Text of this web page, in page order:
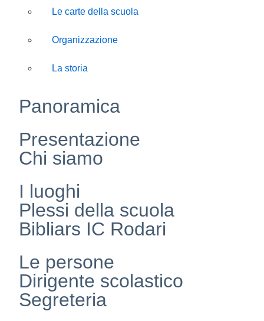
Le carte della scuola
Organizzazione
La storia
Panoramica
Presentazione
Chi siamo
I luoghi
Plessi della scuola
Bibliars IC Rodari
Le persone
Dirigente scolastico
Segreteria